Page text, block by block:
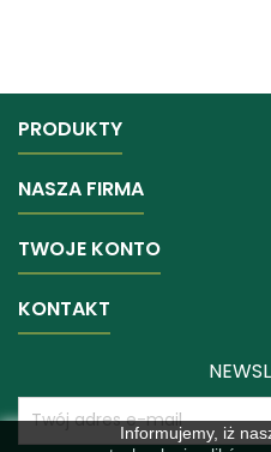
PRODUKTY
NASZA FIRMA
TWOJE KONTO
KONTAKT
Informujemy, iż